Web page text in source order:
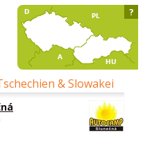
& Slowakei
?